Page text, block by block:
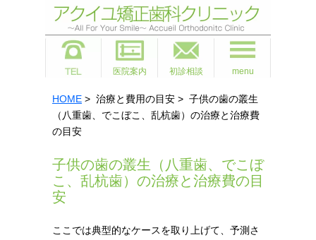
医院案内 初診相談 menu
HOME > 治療と費用の目安 > 子供の歯の叢生
（八重歯、でこぼこ、乱杭歯）の治療と治療費
の目安
子供の歯の叢生（八重歯、でこぼ
こ、乱杭歯）の治療と治療費の目
安
ここでは典型的なケースを取り上げて、予測さ